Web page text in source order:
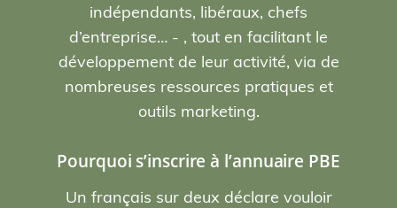
indépendants, libéraux, chefs
d’entreprise… - , tout en facilitant le
développement de leur activité, via de
nombreuses ressources pratiques et
outils marketing.
Pourquoi s’inscrire à l’annuaire PBE
Un français sur deux déclare vouloir